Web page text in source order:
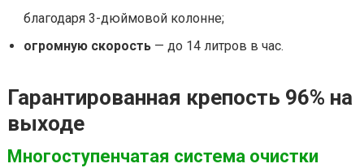
благодаря 3-дюймовой колонне;
огромную скорость — до 14 литров в час.
Гарантированная крепость 96% на
выходе
Многоступенчатая система очистки